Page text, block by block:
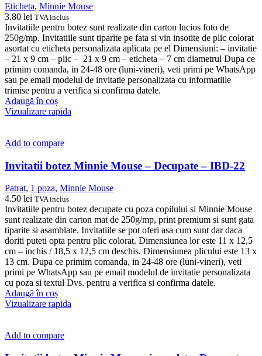
Eticheta, Minnie Mouse
3.80 lei TVA inclus
Invitatiile pentru botez sunt realizate din carton lucios foto de
250g/mp. Invitatiile sunt tiparite pe fata si vin insotite de plic colorat
asortat cu eticheta personalizata aplicata pe el Dimensiuni: – invitatie
– 21 x 9 cm – plic – 21 x 9 cm – eticheta – 7 cm diametrul Dupa ce
primim comanda, in 24-48 ore (luni-vineri), veti primi pe WhatsApp
sau pe email modelul de invitatie personalizata cu informatiile
trimise pentru a verifica si confirma datele.
Adaugă în coș
Vizualizare rapida
Add to compare
Invitatii botez Minnie Mouse – Decupate – IBD-22
Patrat, 1 poza, Minnie Mouse
4.50 lei TVA inclus
Invitatiile pentru botez decupate cu poza copilului si Minnie Mouse
sunt realizate din carton mat de 250g/mp, print premium si sunt gata
tiparite si asamblate. Invitatiile se pot oferi asa cum sunt dar daca
doriti puteti opta pentru plic colorat. Dimensiunea lor este 11 x 12,5
cm – inchis / 18,5 x 12,5 cm deschis. Dimensiunea plicului este 13 x
13 cm. Dupa ce primim comanda, in 24-48 ore (luni-vineri), veti
primi pe WhatsApp sau pe email modelul de invitatie personalizata
cu poza si textul Dvs. pentru a verifica si confirma datele.
Adaugă în coș
Vizualizare rapida
Add to compare